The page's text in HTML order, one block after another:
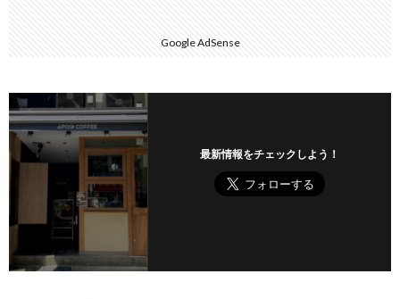
Google AdSense
最新情報をチェックしよう！